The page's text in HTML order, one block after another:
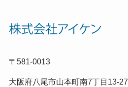
〒581-0013
大阪府八尾市山本町南7丁目13-27